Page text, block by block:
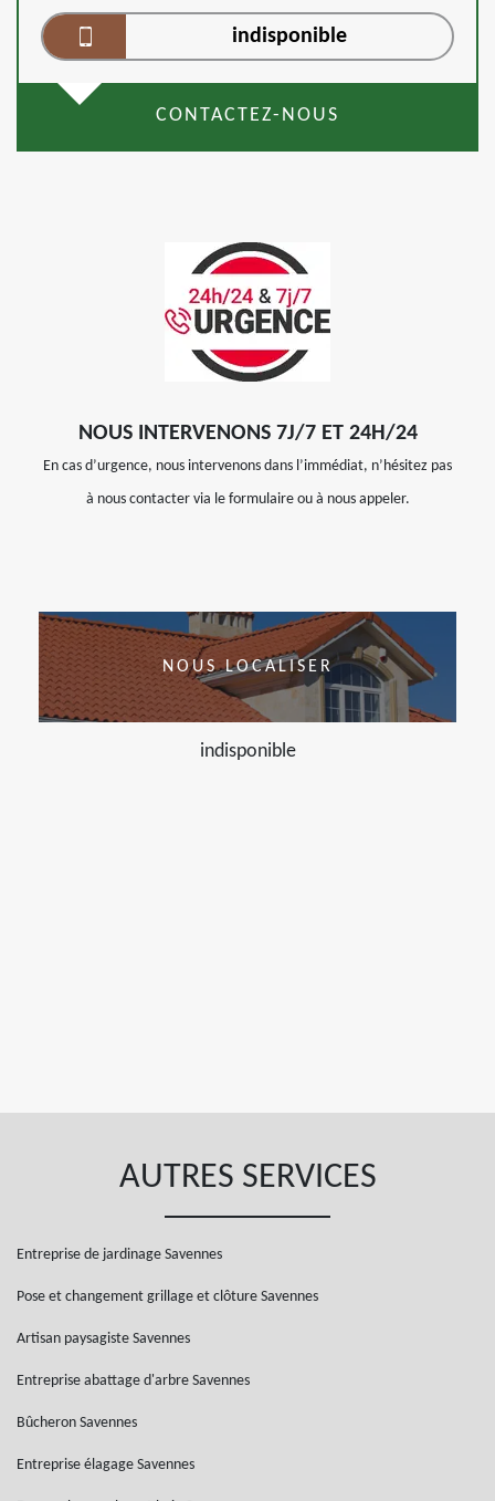
indisponible
CONTACTEZ-NOUS
NOUS INTERVENONS 7J/7 ET 24H/24
En cas d’urgence, nous intervenons dans l’immédiat, n’hésitez pas
à nous contacter via le formulaire ou à nous appeler.
NOUS LOCALISER
indisponible
AUTRES SERVICES
Entreprise de jardinage Savennes
Pose et changement grillage et clôture Savennes
Artisan paysagiste Savennes
Entreprise abattage d'arbre Savennes
Bûcheron Savennes
Entreprise élagage Savennes